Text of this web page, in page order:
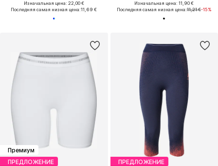
Изначальная цена: 22,00 €
Последняя самая низкая цена:11,69 €
Изначальная цена: 11,90 €
Последняя самая низкая цена:11,21 €-15%
Премиум
ПРЕДЛОЖЕНИЕ
ПРЕДЛОЖЕНИЕ